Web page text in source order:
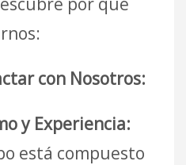
con Nosotros:
y Experiencia:
está compuesto